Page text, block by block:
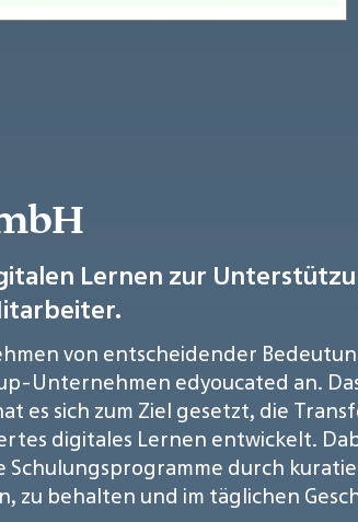
Lernen zur
von entscheidender
Unternehmen edyoucated an.
sich zum Ziel gesetzt, die
digitales Lernen entwickelt.
durch
behalten und im täglichen